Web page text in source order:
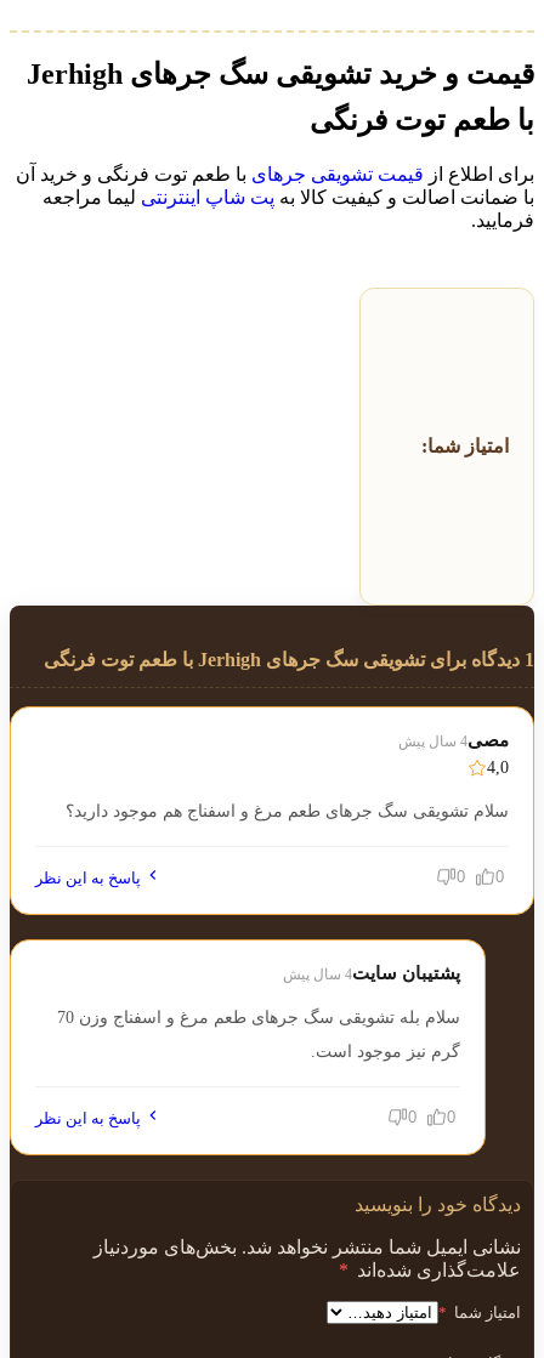
قیمت و خرید تشویقی سگ جرهای Jerhigh
با طعم توت فرنگی
برای اطلاع از قیمت تشویقی جرهای با طعم توت فرنگی و خرید آن
با ضمانت اصالت و کیفیت کالا به پت شاپ اینترنتی لیما مراجعه
فرمایید.
امتیاز شما:
1 دیدگاه برای تشویقی سگ جرهای Jerhigh با طعم توت فرنگی
مصی4 سال پیش
4,0
سلام تشویقی سگ جرهای طعم مرغ و اسفناج هم موجود دارید؟
0
0 پاسخ به این نظر
پشتیبان سایت4 سال پیش
سلام بله
تشویقی سگ جرهای طعم مرغ و اسفناج وزن 70
گرم نیز موجود است.
0
0 پاسخ به این نظر
دیدگاه خود را بنویسید
نشانی ایمیل شما منتشر نخواهد شد. بخش‌های موردنیاز
علامت‌گذاری شده‌اند *
امتیاز شما *